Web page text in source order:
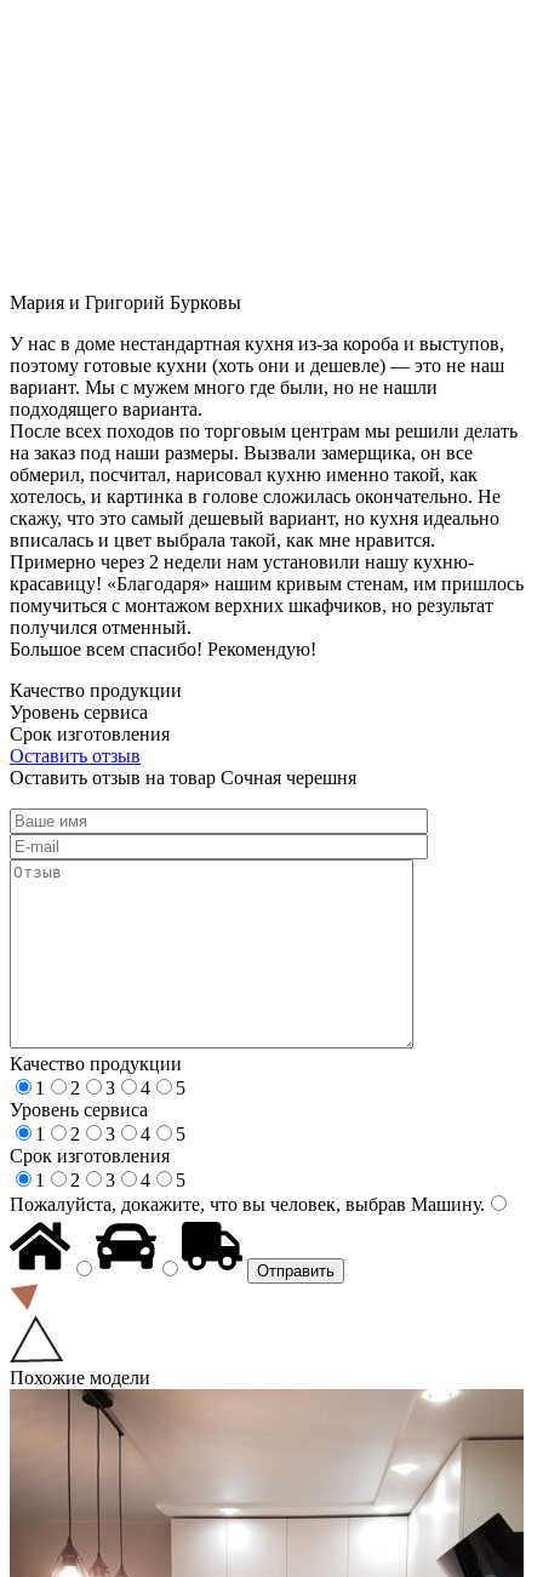
Мария и Григорий Бурковы
У нас в доме нестандартная кухня из-за короба и выступов,
поэтому готовые кухни (хоть они и дешевле) — это не наш
вариант. Мы с мужем много где были, но не нашли
подходящего варианта.
После всех походов по торговым центрам мы решили делать
на заказ под наши размеры. Вызвали замерщика, он все
обмерил, посчитал, нарисовал кухню именно такой, как
хотелось, и картинка в голове сложилась окончательно. Не
скажу, что это самый дешевый вариант, но кухня идеально
вписалась и цвет выбрала такой, как мне нравится.
Примерно через 2 недели нам установили нашу кухню-
красавицу! «Благодаря» нашим кривым стенам, им пришлось
помучиться с монтажом верхних шкафчиков, но результат
получился отменный.
Большое всем спасибо! Рекомендую!
Качество продукции
Уровень сервиса
Срок изготовления
Оставить отзыв
Оставить отзыв на товар Сочная черешня
Качество продукции
1
2 3 4
5
Уровень сервиса
1
2 3 4
5
Срок изготовления
1
2 3 4
5
Пожалуйста, докажите, что вы человек, выбрав Машину.
Похожие модели